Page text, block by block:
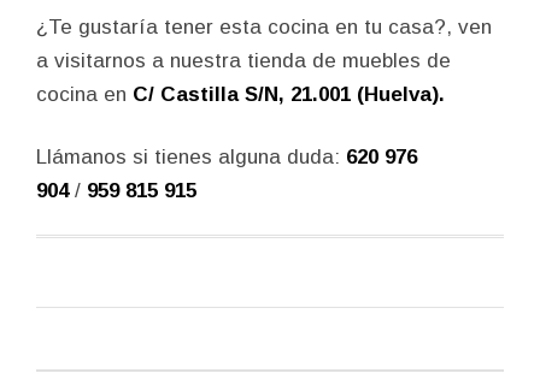
¿Te gustaría tener esta cocina en tu casa?, ven
a visitarnos a nuestra tienda de muebles de
cocina en C/ Castilla S/N, 21.001 (Huelva).
Llámanos si tienes alguna duda: 620 976
904/ 959 815 915